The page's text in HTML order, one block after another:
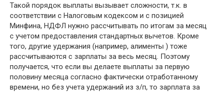
Такой порядок выплаты вызывает сложности, т.к. в
соответствии с Налоговым кодексом и с позицией
Минфина, НДФЛ нужно рассчитывать по итогам за месяц
с учетом предоставления стандартных вычетов. Кроме
того, другие удержания (например, алименты ) тоже
рассчитываются с зарплаты за весь месяц. Поэтому
получается, что если вы делаете выплаты за первую
половину месяца согласно фактически отработанному
времени, но без учета удержаний из з/п, то зарплата за